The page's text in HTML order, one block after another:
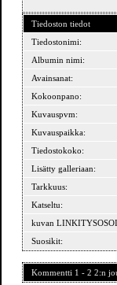
Tiedoston tiedot
Tiedostonimi:
Albumin nimi:
Avainsanat:
Kokoonpano:
Kuvauspvm:
Kuvauspaikka:
Tiedostokoko:
Lisätty galleriaan:
Tarkkuus:
Katseltu:
kuvan
Suosikit:
Kommentti 1 - 2 2:n